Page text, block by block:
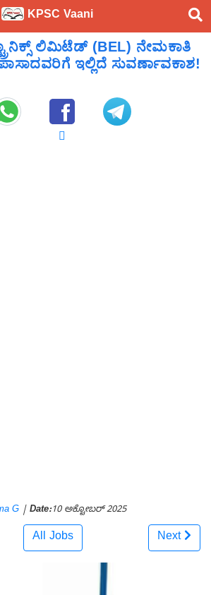
KPSC Vaani
ಲಿಮಿಟೆಡ್ (BEL) ನೇಮಕಾತಿ
ಇಲ್ಲಿದೆ ಸುವರ್ಣಾವಕಾಶ!
G | Date:10 ಅಕ್ಟೋಬರ್ 2025
All Jobs Next